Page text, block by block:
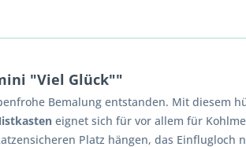
"Viel Glück""
Bemalung entstanden. Mit diesem
eignet sich für vor allem für
Platz hängen, das Einflugloch